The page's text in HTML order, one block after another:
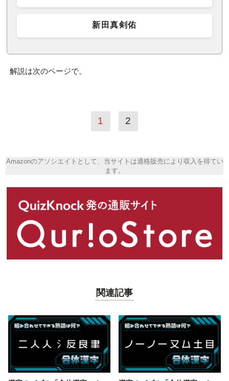
新田真剣佑
解説は次のページで。
1 2
Amazonのアソシエイトとして、当サイトは適格販売により収入を得てい
ます。
関連記事